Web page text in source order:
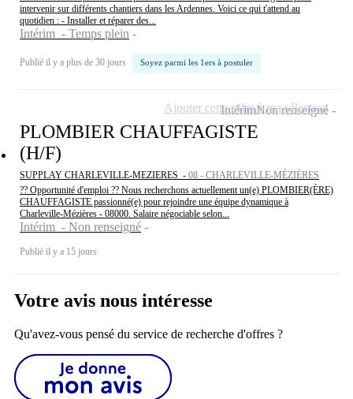
intervenir sur différents chantiers dans les Ardennes. Voici ce qui t'attend au
quotidien : - Installer et réparer des...
Intérim - Temps plein
Publié il y a plus de 30 jours Soyez parmi les 1ers à postuler
PLOMBIER CHAUFFAGISTE
(H/F)
SUPPLAY CHARLEVILLE-MEZIERES - 08 - CHARLEVILLE-MÉZIÈRES
?? Opportunité d'emploi ?? Nous recherchons actuellement un(e) PLOMBIER(ÈRE)
CHAUFFAGISTE passionné(e) pour rejoindre une équipe dynamique à
Charleville-Mézières - 08000. Salaire négociable selon...
Intérim - Non renseigné
Publié il y a 15 jours
IntérimNon renseigné
Ajouter cette offre à ma sélection
Votre avis nous intéresse
Qu'avez-vous pensé du service de recherche d'offres ?